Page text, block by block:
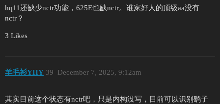
hq11还缺少nctr功能，625E也缺nctr。谁家好人的顶级aa没有
nctr？
3 Likes
羊毛衫YHY December 7, 2025, 9:12am
39
其实目前这个状态有nctr吧，只是内构没写，目前可以识别鹞子